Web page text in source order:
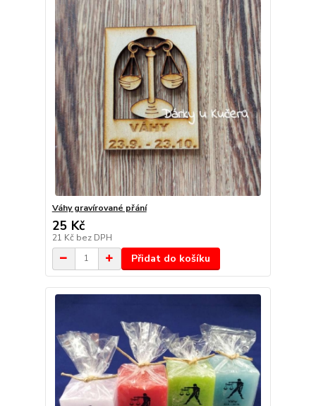
Váhy gravírované přání
25 Kč
21 Kč bez DPH
Přidat do košíku